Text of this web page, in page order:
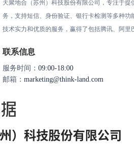
天聚地合（苏州）科技股份有限公司，专注于
务，支持短信、身份验证、银行卡检测等多种
技术实力和优质的服务，赢得了包括腾讯、阿里
联系信息
服务时间： 09:00-18:00
邮箱： marketing@think-land.com
）科技股份有限公司